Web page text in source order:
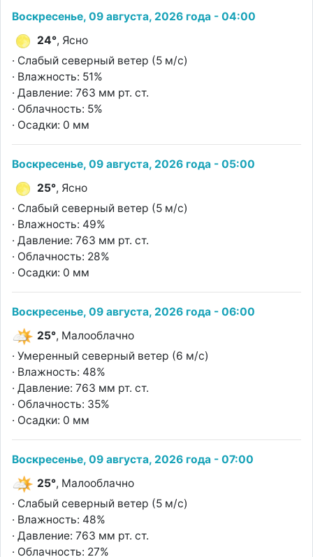
Воскресенье, 09 августа, 2026 года - 04:00
24°, Ясно
· Слабый северный ветер (5 м/с)
· Влажность: 51%
· Давление: 763 мм рт. ст.
· Облачность: 5%
· Осадки: 0 мм
Воскресенье, 09 августа, 2026 года - 05:00
25°, Ясно
· Слабый северный ветер (5 м/с)
· Влажность: 49%
· Давление: 763 мм рт. ст.
· Облачность: 28%
· Осадки: 0 мм
Воскресенье, 09 августа, 2026 года - 06:00
25°, Малооблачно
· Умеренный северный ветер (6 м/с)
· Влажность: 48%
· Давление: 763 мм рт. ст.
· Облачность: 35%
· Осадки: 0 мм
Воскресенье, 09 августа, 2026 года - 07:00
25°, Малооблачно
· Слабый северный ветер (5 м/с)
· Влажность: 48%
· Давление: 763 мм рт. ст.
· Облачность: 27%